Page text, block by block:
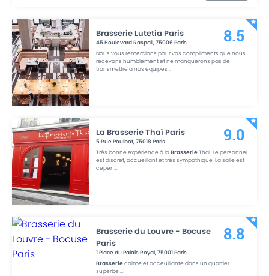
Brasserie Lutetia Paris
45 Boulevard Raspail,75006Paris
Nous vous remercions pour vos compliments que nous
recevons humblement et ne manquerons pas de
transmettre à nos équipes...
8.5
La Brasserie Thaï Paris
5 Rue Poulbot,75018 Paris
Très bonne expérience à laBrasserieThai. Le personnel
est discret, accueillant et très sympathique. La salle est
cepen...
9.0
Brasserie du Louvre - Bocuse
Paris
1 Place du Palais Royal,75001Paris
Brasseriecalme et acceuillante dans un quartier
superbe....
8.8